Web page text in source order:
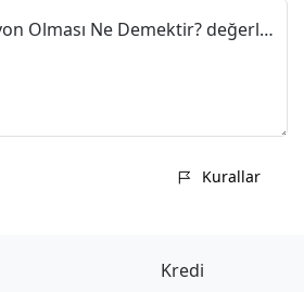
Ekonomide Resesyon Olması Ne Demektir? değerlendirmeni paylaş
Kurallar
Kredi